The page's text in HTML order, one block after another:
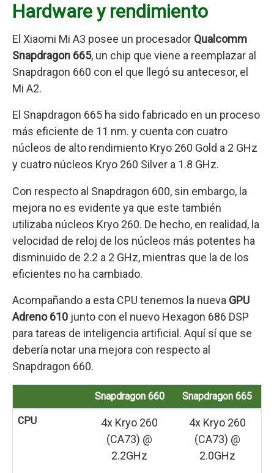
Hardware y rendimiento
El Xiaomi Mi A3 posee un procesador Qualcomm
Snapdragon 665, un chip que viene a reemplazar al
Snapdragon 660 con el que llegó su antecesor, el
Mi A2.
El Snapdragon 665 ha sido fabricado en un proceso
más eficiente de 11 nm. y cuenta con cuatro
núcleos de alto rendimiento Kryo 260 Gold a 2 GHz
y cuatro núcleos Kryo 260 Silver a 1.8 GHz.
Con respecto al Snapdragon 600, sin embargo, la
mejora no es evidente ya que este también
utilizaba núcleos Kryo 260. De hecho, en realidad, la
velocidad de reloj de los núcleos más potentes ha
disminuido de 2.2 a 2 GHz, mientras que la de los
eficientes no ha cambiado.
Acompañando a esta CPU tenemos la nueva GPU
Adreno 610 junto con el nuevo Hexagon 686 DSP
para tareas de inteligencia artificial. Aquí sí que se
debería notar una mejora con respecto al
Snapdragon 660.
Snapdragon 660 Snapdragon 665
CPU
4x Kryo 260
(CA73) @
2.2GHz
4x Kryo 260
(CA73) @
2.0GHz